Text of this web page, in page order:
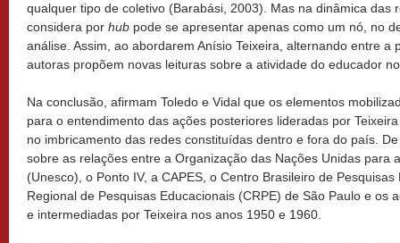
qualquer tipo de coletivo (Barabási, 2003). Mas na dinâmica das
considera por hub pode se apresentar apenas como um nó, no
análise. Assim, ao abordarem Anísio Teixeira, alternando entre
autoras propõem novas leituras sobre a atividade do educador
Na conclusão, afirmam Toledo e Vidal que os elementos
para o entendimento das ações posteriores lideradas por
no imbricamento das redes constituídas dentro e fora do país.
sobre as relações entre a Organização das Nações Unidas para
(Unesco), o Ponto IV, a CAPES, o Centro Brasileiro de
Regional de Pesquisas Educacionais (CRPE) de São Paulo e os
e intermediadas por Teixeira nos anos 1950 e 1960.